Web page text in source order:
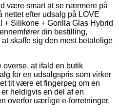
være smart at se nærmere på
nettet efter udsalg på LOVE
+ Silikone + Gorilla Glas Hybrid
din bestilling,
skaffe sig den mest betalelige
overse, at ifald en butik
for en udsalgspris som virker
tit være et fingerpeg om en
heldigvis en del af en
overfor uærlige e-forretninger.